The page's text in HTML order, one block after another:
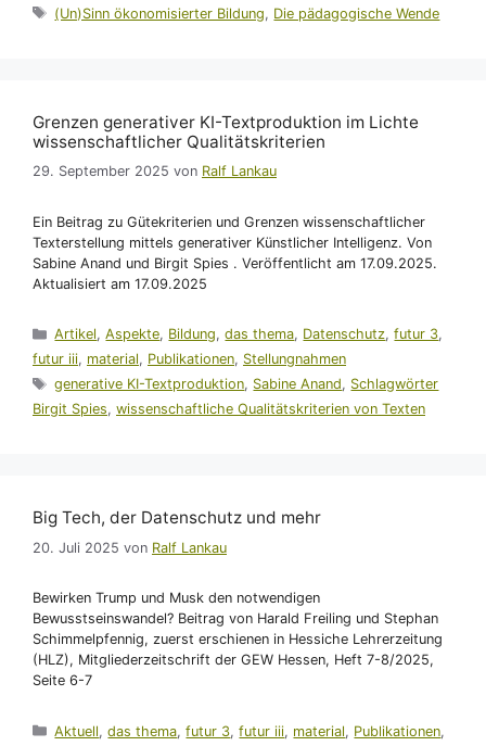
Schlagwörter
(Un)Sinn ökonomisierter Bildung, Die pädagogische Wende
Grenzen generativer KI-Textproduktion im Lichte
wissenschaftlicher Qualitätskriterien
29. September 2025 von Ralf Lankau
Ein Beitrag zu Gütekriterien und Grenzen wissenschaftlicher
Texterstellung mittels generativer Künstlicher Intelligenz. Von
Sabine Anand und Birgit Spies . Veröffentlicht am 17.09.2025.
Aktualisiert am 17.09.2025
Kategorien
Artikel,Aspekte, Bildung,das thema, Datenschutz,futur 3,
futur iii, material, Publikationen, Stellungnahmen
Schlagwörter
generative KI-Textproduktion, Sabine Anand, Schlagwörter
Birgit Spies, wissenschaftliche Qualitätskriterien von Texten
Big Tech, der Datenschutz und mehr
20. Juli 2025 von Ralf Lankau
Bewirken Trump und Musk den notwendigen
Bewusstseinswandel? Beitrag von Harald Freiling und Stephan
Schimmelpfennig, zuerst erschienen in Hessiche Lehrerzeitung
(HLZ), Mitgliederzeitschrift der GEW Hessen, Heft 7-8/2025,
Seite 6-7
Kategorien
Aktuell,das thema,futur 3,futur iii, material, Publikationen,